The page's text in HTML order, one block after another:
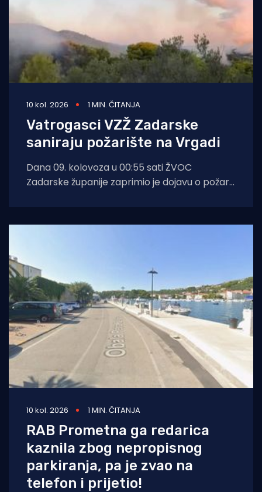
10 kol. 2026 1 MIN. ČITANJA
Vatrogasci VZŽ Zadarske
saniraju požarište na Vrgadi
Dana 09. kolovoza u 00:55 sati ŽVOC
Zadarske županije zaprimio je dojavu o požaru
10 kol. 2026 1 MIN. ČITANJA
RAB Prometna ga redarica
kaznila zbog nepropisnog
parkiranja, pa je zvao na
telefon i prijetio!